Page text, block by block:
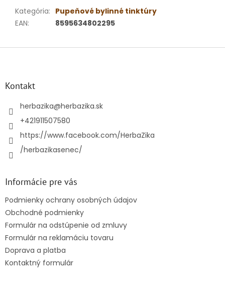
Kategória: Pupeňové bylinné tinktúry
EAN: 8595634802295
Kontakt
herbazika@herbazika.sk
+421911507580
https://www.facebook.com/HerbaZika
/herbazikasenec/
Informácie pre vás
Podmienky ochrany osobných údajov
Obchodné podmienky
Formulár na odstúpenie od zmluvy
Formulár na reklamáciu tovaru
Doprava a platba
Kontaktný formulár